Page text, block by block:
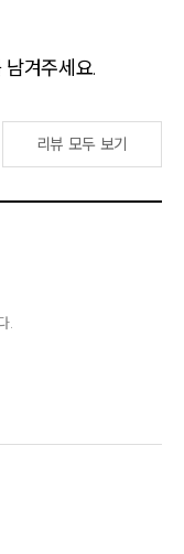
겨주세요.
리뷰 모두 보기
.